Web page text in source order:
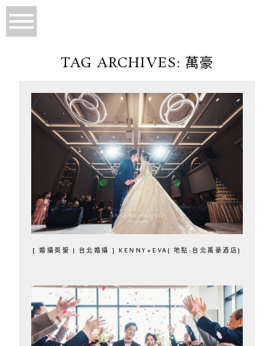
TAG ARCHIVES: 萬豪
[ 婚攝英聖 | 台北婚攝 ] KENNY+EVA{ 地點:台北萬豪酒店}